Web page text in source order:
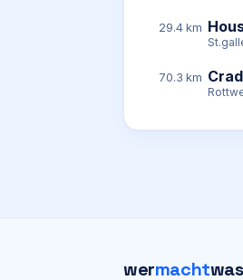
29.4 km
70.3 km
wermachtwas